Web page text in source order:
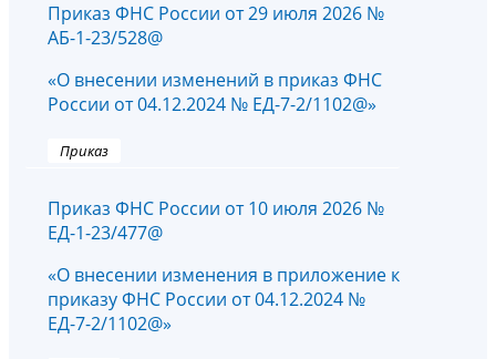
Приказ ФНС России от 29 июля 2026 №
АБ-1-23/528@
«О внесении изменений в приказ ФНС
России от 04.12.2024 № ЕД-7-2/1102@»
Приказ
Приказ ФНС России от 10 июля 2026 №
ЕД-1-23/477@
«О внесении изменения в приложение к
приказу ФНС России от 04.12.2024 №
ЕД-7-2/1102@»